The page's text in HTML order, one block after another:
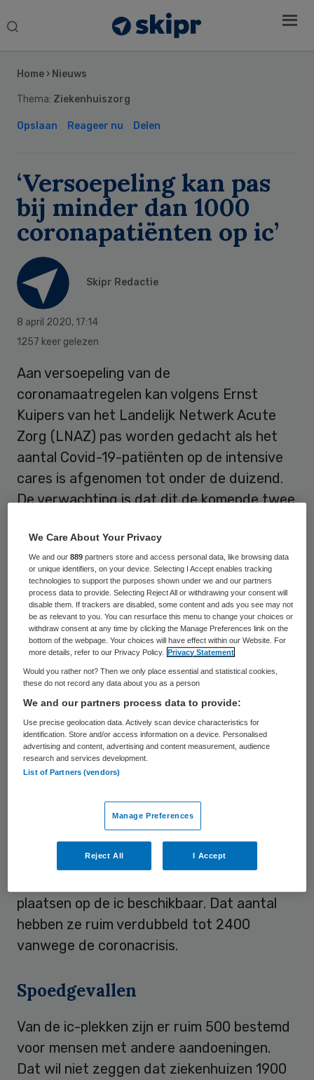
Search
Home › Nieuws
Thema: Ziekenhuiszorg
Opslaan Reageer nu Delen
‘Versoepeling kan pas
bij minder dan 1000
coronapatiënten op ic’
Skipr Redactie
8 april 2020, 17:14
1257 keer gelezen
Aan versoepeling van de
coronamaatregelen kan volgens Ernst
Kuipers van het Landelijk Netwerk Acute
Zorg (LNAZ) pas worden gedacht als het
aantal Covid-19-patiënten op de intensive
cares is afgenomen tot onder de duizend.
De verwachting is dat dit de komende twee
kijkt het rekenmodel niet vooruit.
Kuipers kon woensdag voor het eerst een
lichte daling op de ic’s melden.
Woensdagochtend waren 1408
Nederlandse coronapatiënten op de ic
opgenomen, onder wie 52 in Duitse
ziekenhuizen. Dat zijn 16 ic-patiënten
minder dan 24 uur eerder.
‘Prille daling’
De daling is pril en moet nog fors
doorzetten voordat de situatie op de ic’s
weer enigszins normaal is. Voor de uitbraak
van het coronavirus hadden de
plaatsen op de ic beschikbaar. Dat aantal
hebben ze ruim verdubbeld tot 2400
vanwege de coronacrisis.
Spoedgevallen
Van de ic-plekken zijn er ruim 500 bestemd
voor mensen met andere aandoeningen.
Dat wil niet zeggen dat ziekenhuizen 1900
Sidebar
We Care About Your Privacy
We and our889 partners store and access personal data, like browsing data
or unique identifiers, on your device. Selecting I Accept enables tracking
technologies to support the purposes shown under we and our partners
process data to provide. Selecting Reject All or withdrawing your consent will
disable them. If trackers are disabled, some content and ads you see may not
be as relevant to you. You can resurface this menu to change your choices or
withdraw consent at any time by clicking the Manage Preferences link on the
bottom of the webpage. Your choices will have effect within our Website. For
more details, refer to our Privacy Policy.
Privacy Statement
Would you rather not? Then we only place essential and statistical cookies,
these do not record any data about you as a person
We and our partners process data to provide:
Use precise geolocation data. Actively scan device characteristics for
identification. Store and/or access information on a device. Personalised
advertising and content, advertising and content measurement, audience
research and services development.
List of Partners (vendors)
Manage Preferences
Reject All I Accept